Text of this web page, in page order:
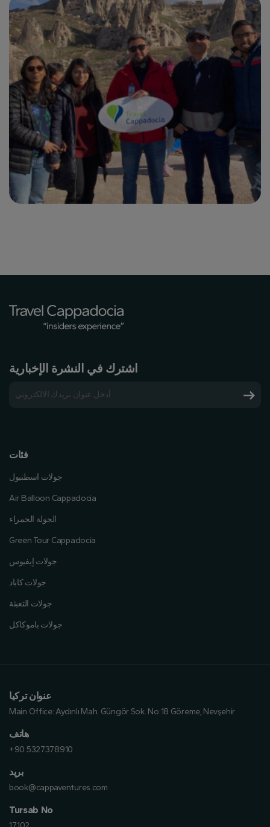
اشترك في النشرة الإخبارية
فئات
جولات اسطنبول
Air Balloon Cappadocia
الجولة الحمراء
Green Tour Cappadocia
جولات إيفيوس
جولات كاباد
جولات التعبئة
جولات باموكاكل
عنوان تركيا
Main Office:Aydınlı Mah. Güngör Sok. No:18 Göreme, Nevşehir
هاتف
+90 5327378910
بريد
book@cappaventures.com
Tursab No